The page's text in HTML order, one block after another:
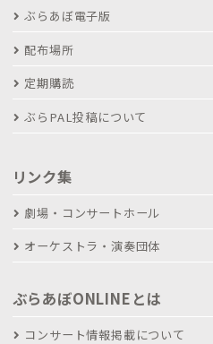
ぶらあぼ電子版
配布場所
定期購読
ぶらPAL投稿について
リンク集
劇場・コンサートホール
オーケストラ・演奏団体
ぶらあぼONLINEとは
コンサート情報掲載について